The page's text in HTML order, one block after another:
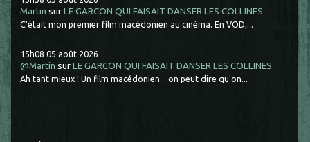
Martin surLE GARCON QUI FAISAIT DANSER LES COLLINES
C'était mon premier film macédonien au cinéma. En VOD,...
15h08 05 août 2026
@Martin surLE GARCON QUI FAISAIT DANSER LES COLLINES
Ah tant mieux ! Un film macédonien... on peut dire qu'on...